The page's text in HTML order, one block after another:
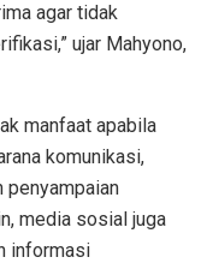
agar tidak
ujar Mahyono,
manfaat apabila
komunikasi,
penyampaian
media sosial juga
informasi